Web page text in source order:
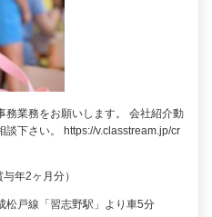
務業務をお願いします。 会社紹介動
談下さい。 https://v.classtream.jp/cr
年2ヶ月分）
松戸線「習志野駅」より車5分